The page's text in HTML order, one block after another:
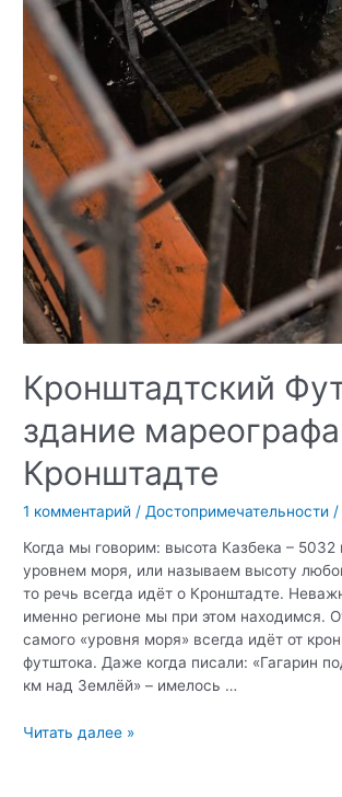
Кронштадтский
здание
Кронштадте
1 комментарий / Достопримечательности
Когда мы говорим: высота Казбека – 5032
уровнем моря, или называем высоту
то речь всегда идёт о Кронштадте.
именно регионе мы при этом находимся.
самого «уровня моря» всегда идёт от
футштока. Даже когда писали: «Гагарин
км над Землёй» – имелось …
Кронштадтский
Читать далее »